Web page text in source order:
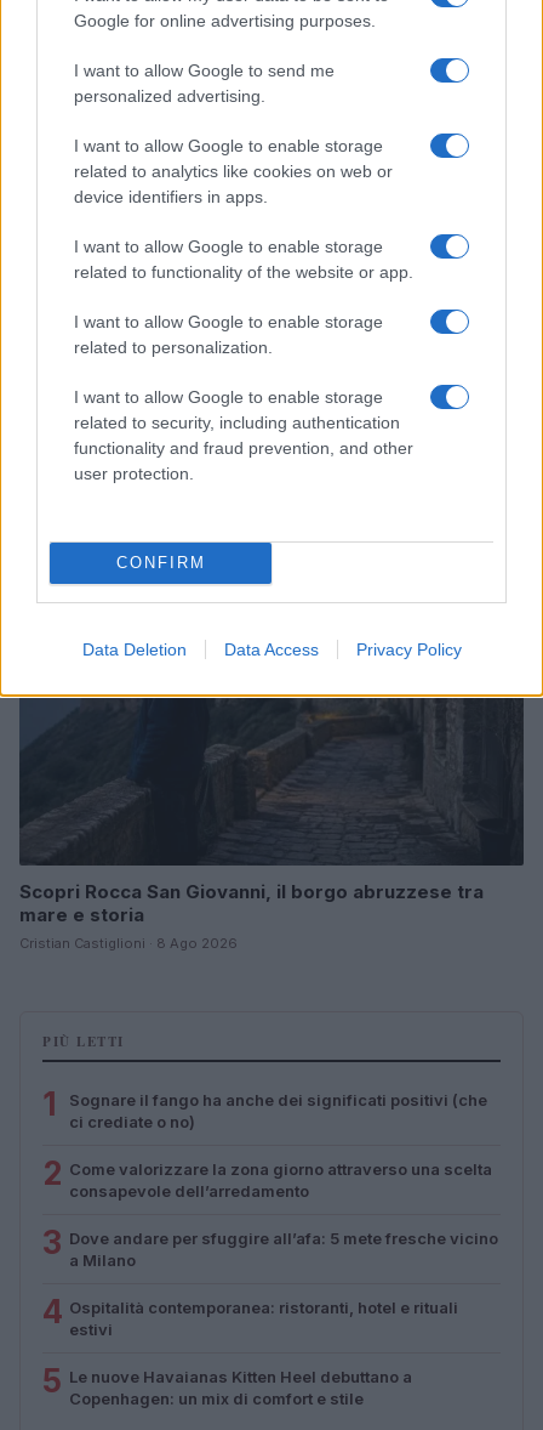
Google for online advertising purposes.
I want to allow Google to send me
personalized advertising.
I want to allow Google to enable storage
related to analytics like cookies on web or
device identifiers in apps.
I want to allow Google to enable storage
related to functionality of the website or app.
I want to allow Google to enable storage
related to personalization.
I want to allow Google to enable storage
related to security, including authentication
functionality and fraud prevention, and other
user protection.
CONFIRM
Data Deletion Data Access Privacy Policy
spiagge paradisiache
LIFESTYLE
Copenhagen Fashion Week SS27: le novità che stanno
rivoluzionando la moda
Scopri Rocca San Giovanni, il borgo abruzzese tra
mare e storia
Cristian Castiglioni · 8 Ago 2026
PIÙ LETTI
1
Sognare il fango ha anche dei significati positivi (che
ci crediate o no)
2 Come valorizzare la zona giorno attraverso una scelta
consapevole dell’arredamento
3 Dove andare per sfuggire all’afa: 5 mete fresche vicino
a Milano
4 Ospitalità contemporanea: ristoranti, hotel e rituali
estivi
5 Le nuove Havaianas Kitten Heel debuttano a
Copenhagen: un mix di comfort e stile